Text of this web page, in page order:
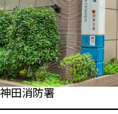
神田消防署